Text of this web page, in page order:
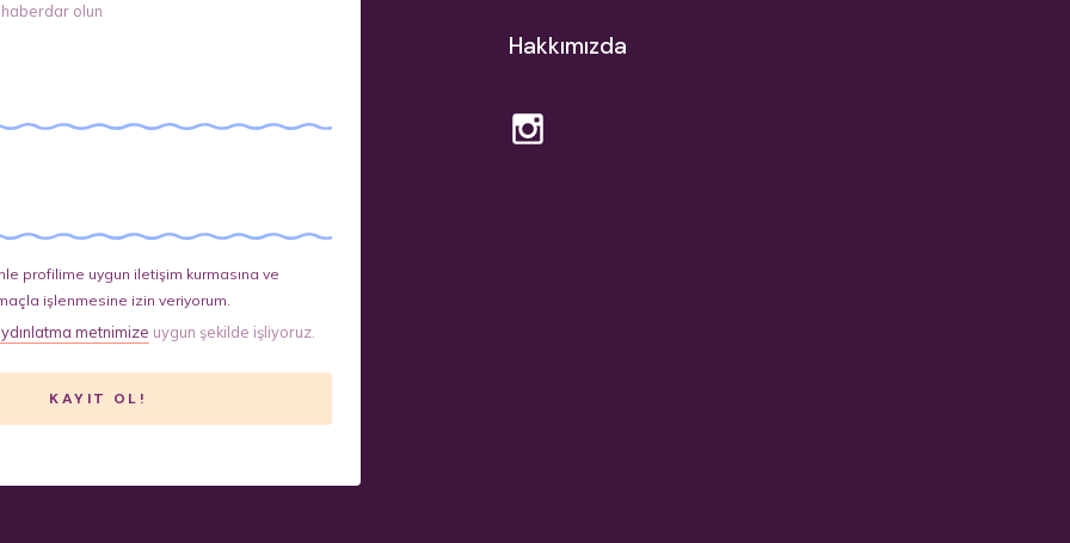
olun
profilime uygun iletişim kurmasına ve
işlenmesine izin veriyorum.
metnimize uygun şekilde işliyoruz.
Hakkımızda